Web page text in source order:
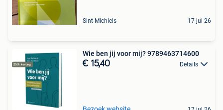
Sint-Michiels 17 jul 26
Wie ben jij voor mij? 9789463714600
€ 15,40 Details